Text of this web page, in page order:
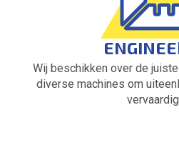
Wij beschikken over de
diverse machines om